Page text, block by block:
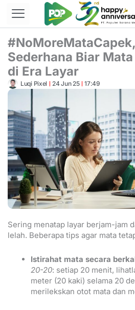
Lewati
konten
Sederhana Biar
di Era Layar
Luqi Pixel 24 Jun 25 17:49
Sering menatap layar berjam-jam
lelah. Beberapa tips agar mata
Istirahat mata secara
20-20: setiap 20 menit,
meter (20 kaki) selama 20
merilekskan otot mata dan